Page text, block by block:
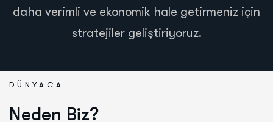
daha verimli ve ekonomik hale getirmeniz için
stratejiler geliştiriyoruz.
DÜNYACA
Neden Biz?